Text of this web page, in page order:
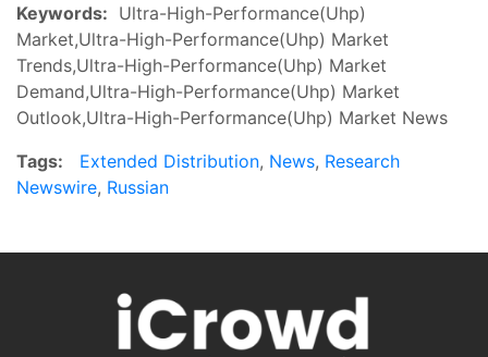
Keywords: Ultra-High-Performance(Uhp)
Market,Ultra-High-Performance(Uhp) Market
Trends,Ultra-High-Performance(Uhp) Market
Demand,Ultra-High-Performance(Uhp) Market
Outlook,Ultra-High-Performance(Uhp) Market News
Tags:
Extended Distribution, News, Research
Newswire, Russian